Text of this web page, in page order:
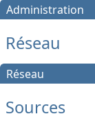
Administration
Réseau
Réseau
Sources